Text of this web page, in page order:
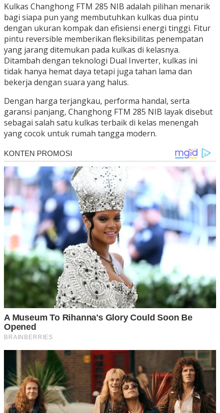
Kulkas Changhong FTM 285 NIB adalah pilihan menarik
bagi siapa pun yang membutuhkan kulkas dua pintu
dengan ukuran kompak dan efisiensi energi tinggi. Fitur
pintu reversible memberikan fleksibilitas penempatan
yang jarang ditemukan pada kulkas di kelasnya.
Ditambah dengan teknologi Dual Inverter, kulkas ini
tidak hanya hemat daya tetapi juga tahan lama dan
bekerja dengan suara yang halus.
Dengan harga terjangkau, performa handal, serta
garansi panjang, Changhong FTM 285 NIB layak disebut
sebagai salah satu kulkas terbaik di kelas menengah
yang cocok untuk rumah tangga modern.